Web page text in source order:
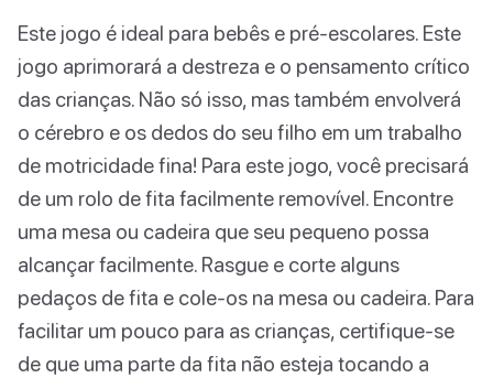
Este jogo é ideal para bebês e pré-escolares. Este
jogo aprimorará a destreza e o pensamento crítico
das crianças. Não só isso, mas também envolverá
o cérebro e os dedos do seu filho em um trabalho
de motricidade fina! Para este jogo, você precisará
de um rolo de fita facilmente removível. Encontre
uma mesa ou cadeira que seu pequeno possa
alcançar facilmente. Rasgue e corte alguns
pedaços de fita e cole-os na mesa ou cadeira. Para
facilitar um pouco para as crianças, certifique-se
de que uma parte da fita não esteja tocando a